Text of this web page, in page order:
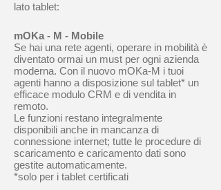
lato tablet:
mOKa - M - Mobile
Se hai una rete agenti, operare in mobilità è
diventato ormai un must per ogni azienda
moderna. Con il nuovo mOKa-M i tuoi
agenti hanno a disposizione sul tablet* un
efficace modulo CRM e di vendita in
remoto.
Le funzioni restano integralmente
disponibili anche in mancanza di
connessione internet; tutte le procedure di
scaricamento e caricamento dati sono
gestite automaticamente.
*solo per i tablet certificati